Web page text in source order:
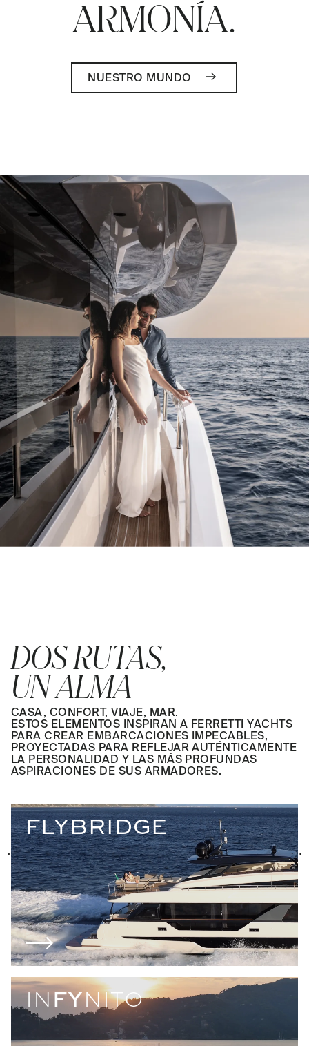
ARMONÍA.
NUESTRO MUNDO
DOS RUTAS,
UN ALMA
CASA, CONFORT, VIAJE, MAR.
ESTOS ELEMENTOS INSPIRAN A FERRETTI YACHTS
PARA CREAR EMBARCACIONES IMPECABLES,
PROYECTADAS PARA REFLEJAR AUTÉNTICAMENTE
LA PERSONALIDAD Y LAS MÁS PROFUNDAS
ASPIRACIONES DE SUS ARMADORES.
FLYBRIDGE
INFYNITO
‹ ›
‹ ›